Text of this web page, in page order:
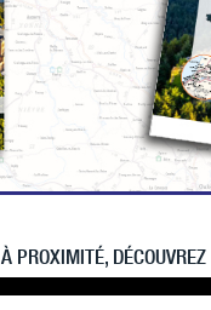
À PROXIMITÉ, DÉCOUVREZ